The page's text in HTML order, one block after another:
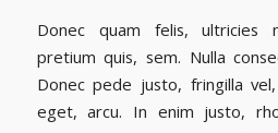
Donec quam felis, ultricies
pretium quis, sem. Nulla
Donec pede justo, fringilla
eget, arcu. In enim justo,